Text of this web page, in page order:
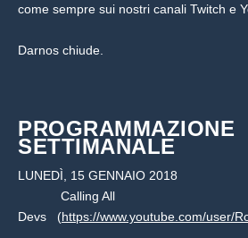
come sempre sui nostri canali Twitch e
Darnos chiude.
PROGRAMMAZIONE
SETTIMANALE
LUNEDÌ, 15 GENNAIO 2018
Calling All
Devs (https://www.youtube.com/user/